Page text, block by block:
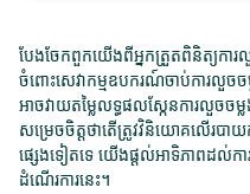
បែងចែកពួកយើងពីអ្នកត្រួតពិនិត្យការលួ
ចំពោះសេវាកម្មឧបករណ៍ចាប់ការលួច
អាចវាយតម្លៃលទ្ធផលស្កែនការលួចច
សម្រេចចិត្តថាតើត្រូវវិនិយោគលើរប
ផ្សេងទៀតទេ យើងផ្តល់អាទិភាពដល់កា
ដំណើរការនេះ។